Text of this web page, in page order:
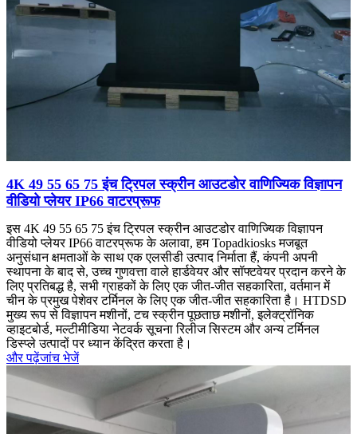
4K 49 55 65 75 इंच ट्रिपल स्क्रीन आउटडोर वाणिज्यिक विज्ञापन
वीडियो प्लेयर IP66 वाटरप्रूफ
इस 4K 49 55 65 75 इंच ट्रिपल स्क्रीन आउटडोर वाणिज्यिक विज्ञापन
वीडियो प्लेयर IP66 वाटरप्रूफ के अलावा, हम Topadkiosks मजबूत
अनुसंधान क्षमताओं के साथ एक एलसीडी उत्पाद निर्माता हैं, कंपनी अपनी
स्थापना के बाद से, उच्च गुणवत्ता वाले हार्डवेयर और सॉफ्टवेयर प्रदान करने के
लिए प्रतिबद्ध है, सभी ग्राहकों के लिए एक जीत-जीत सहकारिता, वर्तमान में
चीन के प्रमुख पेशेवर टर्मिनल के लिए एक जीत-जीत सहकारिता है। HTDSD
मुख्य रूप से विज्ञापन मशीनों, टच स्क्रीन पूछताछ मशीनों, इलेक्ट्रॉनिक
व्हाइटबोर्ड, मल्टीमीडिया नेटवर्क सूचना रिलीज सिस्टम और अन्य टर्मिनल
डिस्प्ले उत्पादों पर ध्यान केंद्रित करता है।
और पढ़ेंजांच भेजें